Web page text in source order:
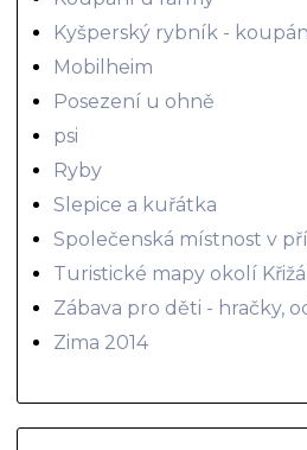
Kyšperský rybník -
Mobilheim
Posezení u ohně
psi
Ryby
Slepice a kuřátka
Společenská místnost v
Turistické mapy okolí
Zábava pro děti - hračky,
Zima 2014